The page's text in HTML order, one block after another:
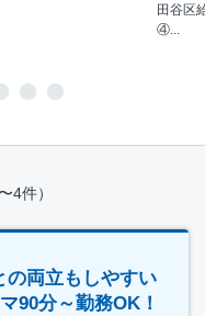
田谷
④...
4件）
の両立もしやすい
90分～勤務OK！